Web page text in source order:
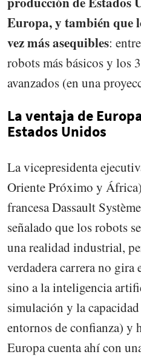
Europa, y también que
vez más asequibles:
robots más básicos y los
avanzados (en una
La ventaja de
Estados Unidos
La vicepresidenta
Oriente Próximo y
francesa Dassault
señalado que los robots
una realidad industrial,
verdadera carrera no gira
sino a la inteligencia
simulación y la
entornos de confianza) y
Europa cuenta ahí con